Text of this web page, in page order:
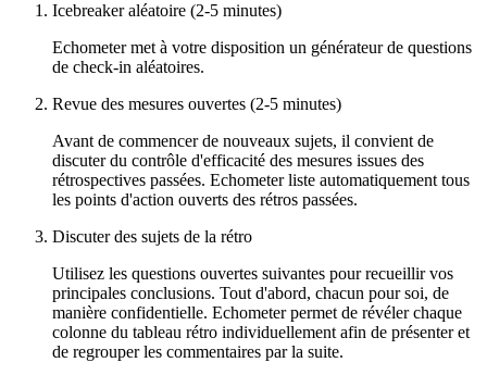
Icebreaker aléatoire (2-5 minutes)
Echometer met à votre disposition un générateur de questions
de check-in aléatoires.
Revue des mesures ouvertes (2-5 minutes)
Avant de commencer de nouveaux sujets, il convient de
discuter du contrôle d'efficacité des mesures issues des
rétrospectives passées. Echometer liste automatiquement tous
les points d'action ouverts des rétros passées.
Discuter des sujets de la rétro
Utilisez les questions ouvertes suivantes pour recueillir vos
principales conclusions. Tout d'abord, chacun pour soi, de
manière confidentielle. Echometer permet de révéler chaque
colonne du tableau rétro individuellement afin de présenter et
de regrouper les commentaires par la suite.